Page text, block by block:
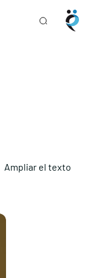
Ampliar el texto